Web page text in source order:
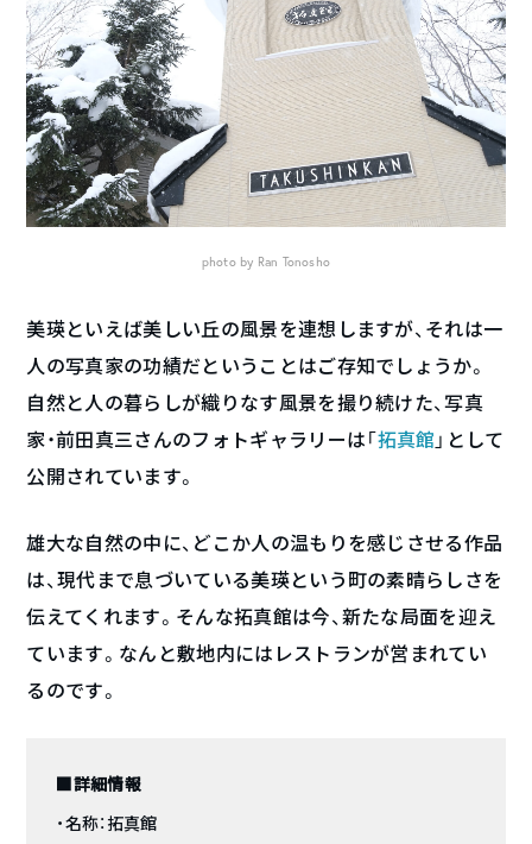
photo by Ran Tonosho
美瑛といえば美しい丘の風景を連想しますが、それは一
人の写真家の功績だということはご存知でしょうか。
自然と人の暮らしが織りなす風景を撮り続けた、写真
家・前田真三さんのフォトギャラリーは「拓真館 」として
公開されています。
雄大な自然の中に、どこか人の温もりを感じさせる作品
は、現代まで息づいている美瑛という町の素晴らしさを
伝えてくれます。そんな拓真館は今、新たな局面を迎え
ています。なんと敷地内にはレストランが営まれてい
るのです。
■詳細情報
・名称：拓真館